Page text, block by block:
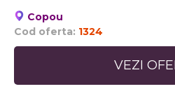
Copou
Cod oferta: 1324
VEZI